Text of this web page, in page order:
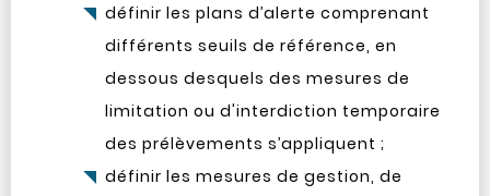
définir les plans d’alerte comprenant
différents seuils de référence, en
dessous desquels des mesures de
limitation ou d'interdiction temporaire
des prélèvements s’appliquent ;
définir les mesures de gestion, de